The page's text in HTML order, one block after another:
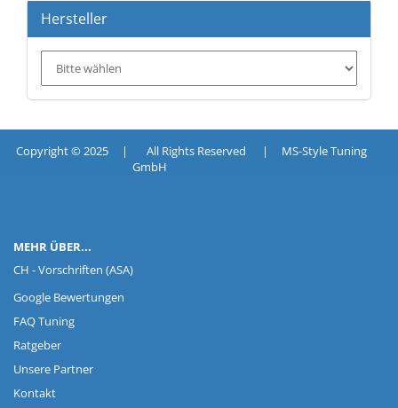
Hersteller
Copyright © 2025 | All Rights Reserved | MS-Style Tuning
GmbH
MEHR ÜBER...
CH - Vorschriften (ASA)
Google Bewertungen
FAQ Tuning
Ratgeber
Unsere Partner
Kontakt